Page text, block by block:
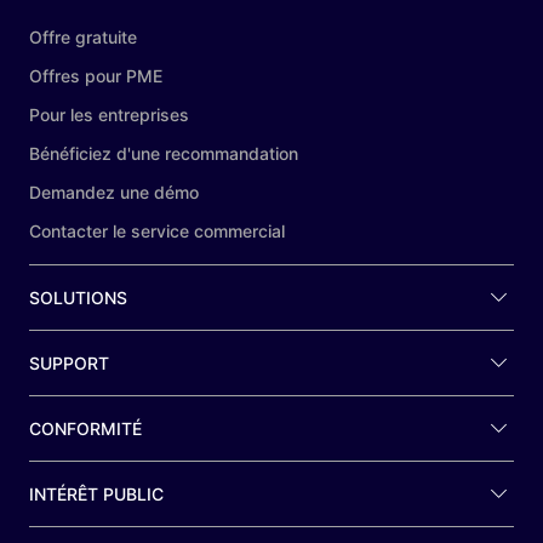
Offre gratuite
Offres pour PME
Pour les entreprises
Bénéficiez d'une recommandation
Demandez une démo
Contacter le service commercial
SOLUTIONS
SUPPORT
CONFORMITÉ
INTÉRÊT PUBLIC